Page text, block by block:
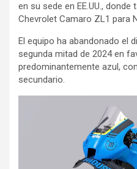
en su sede en EE.UU.,
Chevrolet Camaro ZL1 para
El equipo ha abandonado el
segunda mitad de 2024 en
predominantemente azul,
secundario.